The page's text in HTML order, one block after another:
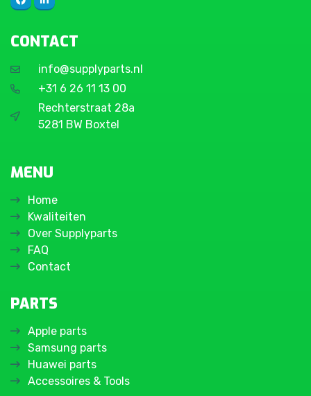
CONTACT
info@supplyparts.nl
+31 6 26 11 13 00
Rechterstraat 28a
5281 BW Boxtel
MENU
Home
Kwaliteiten
Over Supplyparts
FAQ
Contact
PARTS
Apple parts
Samsung parts
Huawei parts
Accessoires & Tools